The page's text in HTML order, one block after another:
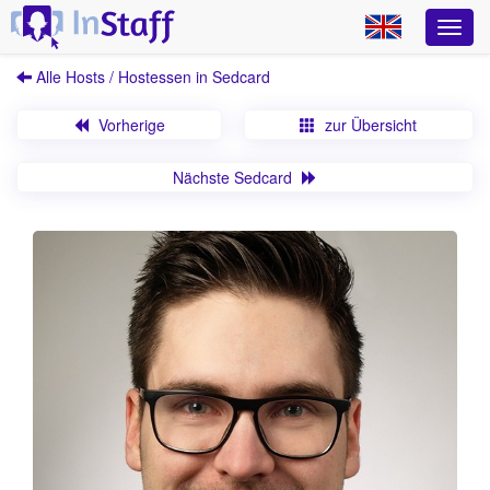
Alle Hosts / Hostessen in Sedcard
Vorherige zur Übersicht
Nächste Sedcard